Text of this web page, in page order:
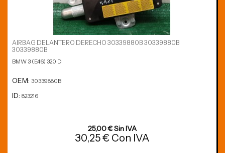
AIRBAG DELANTERO DERECHO 30339880B 30339880B
30339880B
BMW 3 (E46) 320 D
OEM: 30339880B
ID: 823216
25,00 € Sin IVA
30,25 € Con IVA